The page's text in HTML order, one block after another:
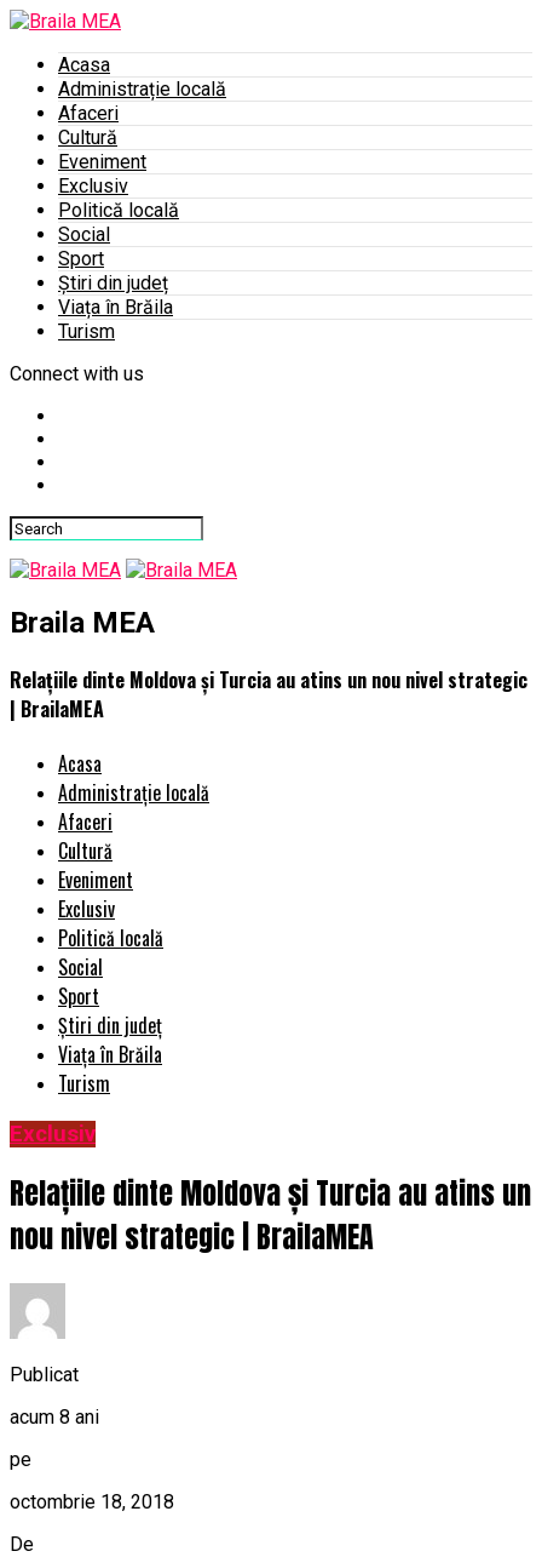
Acasa
Administrație locală
Afaceri
Cultură
Eveniment
Exclusiv
Politică locală
Social
Sport
Știri din județ
Viața în Brăila
Turism
Connect with us
Braila MEA
Relațiile dinte Moldova și Turcia au atins un nou nivel strategic
| BrailaMEA
Acasa
Administrație locală
Afaceri
Cultură
Eveniment
Exclusiv
Politică locală
Social
Sport
Știri din județ
Viața în Brăila
Turism
Exclusiv
Relațiile dinte Moldova și Turcia au atins un
nou nivel strategic | BrailaMEA
Publicat
acum 8 ani
pe
octombrie 18, 2018
De